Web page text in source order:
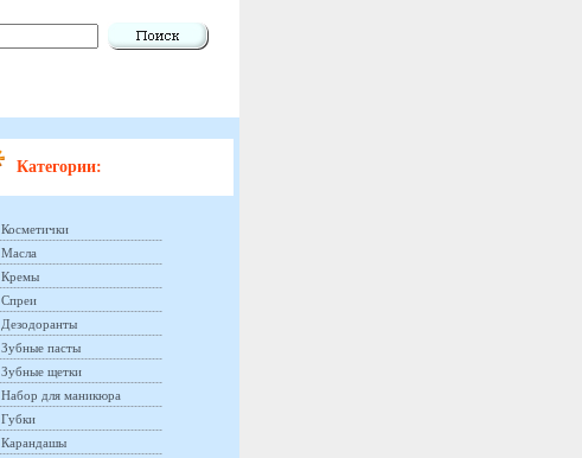
Категории:
Косметички
Масла
Кремы
Спреи
Дезодоранты
Зубные пасты
Зубные щетки
Набор для маникюра
Губки
Карандашы